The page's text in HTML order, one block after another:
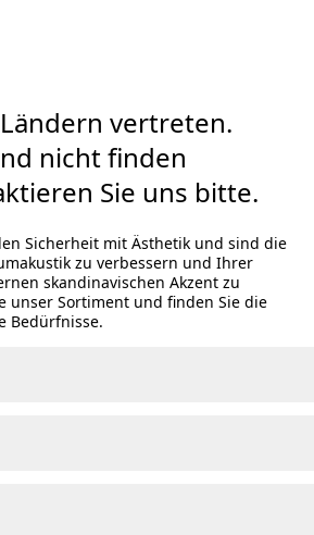
vertreten.
nicht finden
Sie uns bitte.
Sicherheit mit Ästhetik und sind die
zu verbessern und Ihrer
skandinavischen Akzent zu
unser Sortiment und finden Sie die
Bedürfnisse.